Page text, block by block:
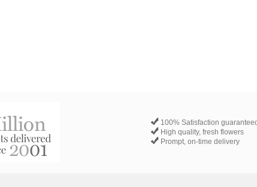
100% Satisfaction
High quality, fresh flowers
Prompt, on-time delivery